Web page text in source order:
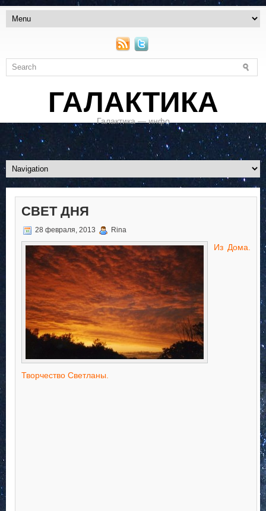
ГАЛАКТИКА
Галактика — инфо
СВЕТ ДНЯ
28 февраля, 2013 Rina
Из Дома.
Творчество Светланы.